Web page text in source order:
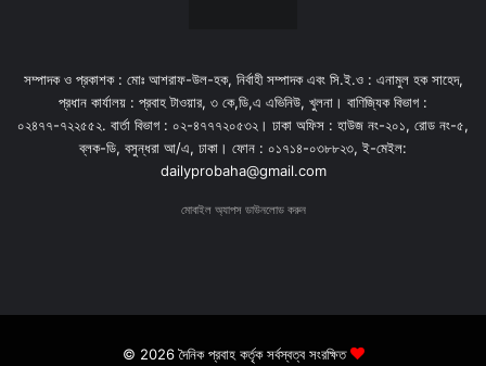
সম্পাদক ও প্রকাশক : মোঃ আশরাফ-উল-হক, নির্বাহী সম্পাদক এবং সি.ই.ও : এনামুল হক সাহেদ,
প্রধান কার্যালয় : প্রবাহ টাওয়ার, ৩ কে,ডি,এ এভিনিউ, খুলনা। বাণিজ্যিক বিভাগ :
০২৪৭৭-৭২২৫৫২. বার্তা বিভাগ : ০২-৪৭৭৭২০৫৩২। ঢাকা অফিস : হাউজ নং-২০১, রোড নং-৫,
ব্লক-ডি, বসুন্ধরা আ/এ, ঢাকা। ফোন : ০১৭১৪-০৩৮৮২৩, ই-মেইল:
dailyprobaha@gmail.com
মোবাইল অ্যাপস ডাউনলোড করুন
© 2026 দৈনিক প্রবাহ কর্তৃক সর্বস্বত্ব সংরক্ষিত